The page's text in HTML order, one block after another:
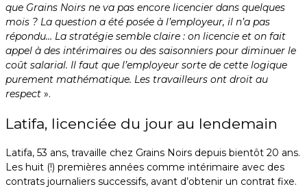
que Grains Noirs ne va pas encore licencier dans quelques
mois ? La question a été posée à l’employeur, il n’a pas
répondu… La stratégie semble claire : on licencie et on fait
appel à des intérimaires ou des saisonniers pour diminuer le
coût salarial. Il faut que l’employeur sorte de cette logique
purement mathématique. Les travailleurs ont droit au
respect ».
Latifa, licenciée du jour au lendemain
Latifa, 53 ans, travaille chez Grains Noirs depuis bientôt 20 ans.
Les huit (!) premières années comme intérimaire avec des
contrats journaliers successifs, avant d’obtenir un contrat fixe.